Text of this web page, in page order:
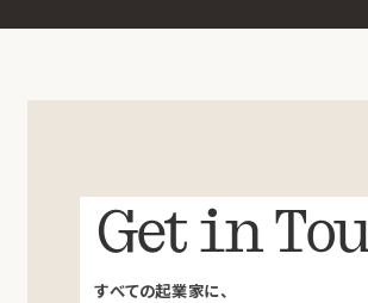
Get in
すべての起業家に、